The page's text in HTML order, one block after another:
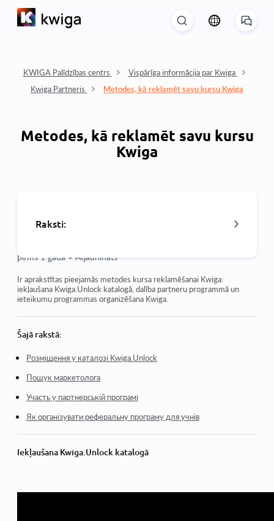
KWIGA Palīdzības centrs
Vispārīga informācija par Kwiga
Kwiga Partneris
Metodes, kā reklamēt savu kursu Kwiga
Metodes, kā reklamēt savu kursu
Kwiga
Raksti:
Afilēto programmu
Metodes, kā reklamēt savu kursu Kwiga
pirms 1 gada • Atjaunināts
Ir aprakstītas pieejamās metodes kursa reklamēšanai Kwiga:
iekļaušana Kwiga.Unlock katalogā, dalība partneru programmā un
ieteikumu programmas organizēšana Kwiga.
Šajā rakstā:
Розміщення у каталозі Kwiga.Unlock
Пошук маркетолога
Участь у партнерській програмі
Як організувати реферальну програму для учнів
Iekļaušana Kwiga.Unlock katalogā